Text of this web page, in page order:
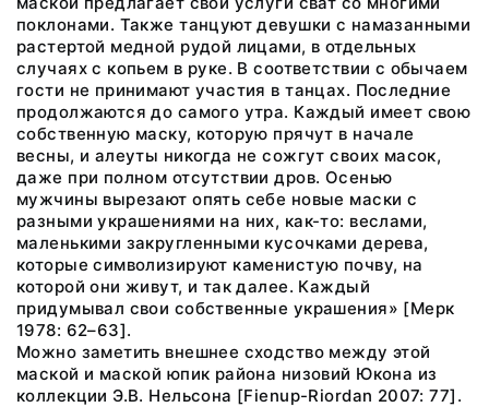
поклонами. Также танцуют девушки с намазанными
растертой медной рудой лицами, в отдельных
случаях с копьем в руке. В соответствии с обычаем
гости не принимают участия в танцах. Последние
продолжаются до самого утра. Каждый имеет свою
собственную маску, которую прячут в начале
весны, и алеуты никогда не сожгут своих масок,
даже при полном отсутствии дров. Осенью
мужчины вырезают опять себе новые маски с
разными украшениями на них, как-то: веслами,
маленькими закругленными кусочками дерева,
которые символизируют каменистую почву, на
которой они живут, и так далее. Каждый
придумывал свои собственные украшения» [Мерк
1978: 62–63].
Можно заметить внешнее сходство между этой
маской и маской юпик района низовий Юкона из
коллекции Э.В. Нельсона [Fienup-Riordan 2007: 77].